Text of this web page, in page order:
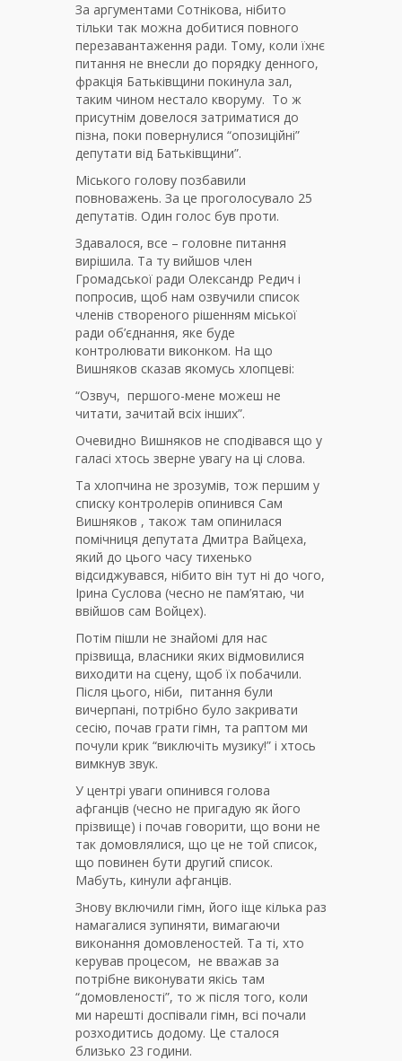
За аргументами Сотнікова, нібито
тільки так можна добитися повного
перезавантаження ради. Тому, коли їхнє
питання не внесли до порядку денного,
фракція Батьківщини покинула зал,
таким чином нестало кворуму. То ж
присутнім довелося затриматися до
пізна, поки повернулися “опозиційні”
депутати від Батьківщини”.
Міського голову позбавили
повноважень. За це проголосувало 25
депутатів. Один голос був проти.
Здавалося, все – головне питання
вирішила. Та ту вийшов член
Громадської ради Олександр Редич і
попросив, щоб нам озвучили список
членів створеного рішенням міської
ради об’єднання, яке буде
контролювати виконком. На що
Вишняков сказав якомусь хлопцеві:
“Озвуч, першого-мене можеш не
читати, зачитай всіх інших”.
Очевидно Вишняков не сподівався що у
галасі хтось зверне увагу на ці слова.
Та хлопчина не зрозумів, тож першим у
списку контролерів опинився Сам
Вишняков , також там опинилася
помічниця депутата Дмитра Вайцеха,
який до цього часу тихенько
відсиджувався, нібито він тут ні до чого,
Ірина Суслова (чесно не пам’ятаю, чи
ввійшов сам Войцех).
Потім пішли не знайомі для нас
прізвища, власники яких відмовилися
виходити на сцену, щоб їх побачили.
Після цього, ніби, питання були
вичерпані, потрібно було закривати
сесію, почав грати гімн, та раптом ми
почули крик “виключіть музику!” і хтось
вимкнув звук.
У центрі уваги опинився голова
афганців (чесно не пригадую як його
прізвище) і почав говорити, що вони не
так домовлялися, що це не той список,
що повинен бути другий список.
Мабуть, кинули афганців.
Знову включили гімн, його іще кілька раз
намагалися зупиняти, вимагаючи
виконання домовленостей. Та ті, хто
керував процесом, не вважав за
потрібне виконувати якісь там
“домовленості”, то ж після того, коли
ми нарешті доспівали гімн, всі почали
розходитись додому. Це сталося
близько 23 години.